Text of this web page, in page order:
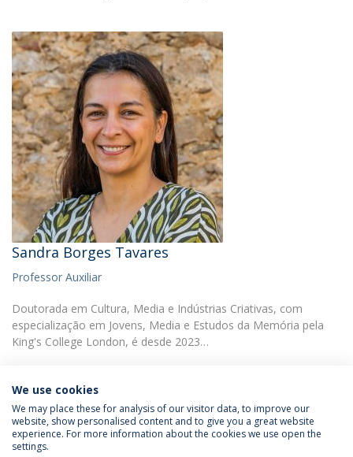
Sandra Borges Tavares
Professor Auxiliar
Doutorada em Cultura, Media e Indústrias Criativas, com
especialização em Jovens, Media e Estudos da Memória pela
King's College London, é desde 2023…
Política de Privacidade
Termos & Condições
We use cookies
We may place these for analysis of our visitor data, to improve our
website, show personalised content and to give you a great website
experience. For more information about the cookies we use open the
settings.